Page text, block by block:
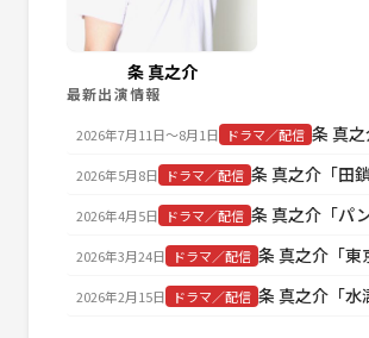
条 真之介
最新出演情報
2026年7月11日〜8月1日 ドラマ／配信 条 真
2026年5月8日 ドラマ／配信 条 真之介「田
2026年4月5日 ドラマ／配信 条 真之介「パ
2026年3月24日 ドラマ／配信 条 真之介「東
2026年2月15日 ドラマ／配信 条 真之介「水